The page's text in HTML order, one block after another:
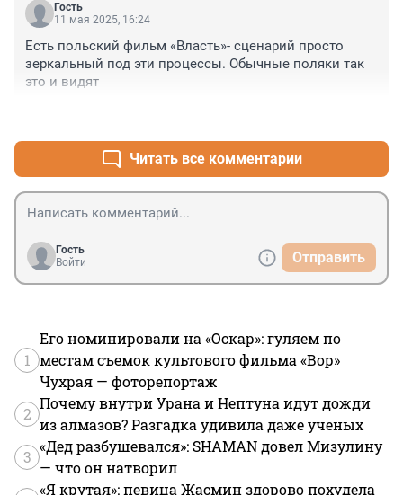
Гость
11 мая 2025, 16:24
Есть польский фильм «Власть»- сценарий просто
зеркальный под эти процессы. Обычные поляки так
это и видят
Читать все комментарии
Гость
Войти
Отправить
1
Его номинировали на «Оскар»: гуляем по
местам съемок культового фильма «Вор»
Чухрая — фоторепортаж
2
Почему внутри Урана и Нептуна идут дожди
из алмазов? Разгадка удивила даже ученых
3
«Дед разбушевался»: SHAMAN довел Мизулину
— что он натворил
«Я крутая»: певица Жасмин здорово похудела